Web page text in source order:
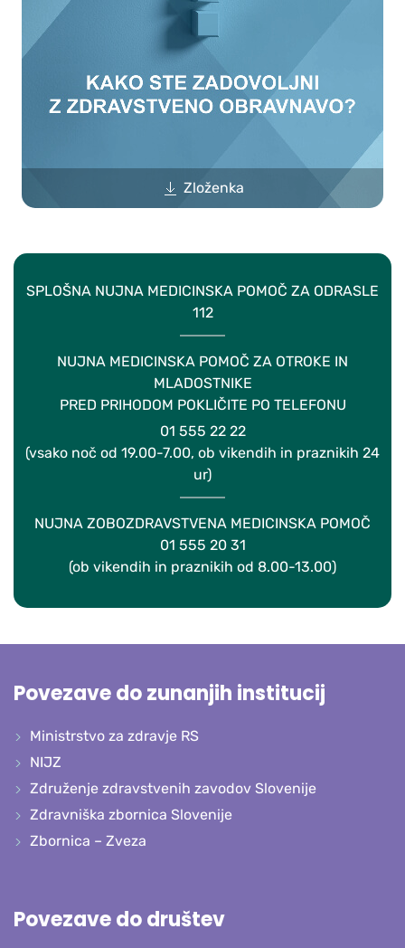
Zloženka
SPLOŠNA NUJNA MEDICINSKA POMOČ ZA ODRASLE
112
NUJNA MEDICINSKA POMOČ ZA OTROKE IN
MLADOSTNIKE
PRED PRIHODOM POKLIČITE PO TELEFONU
01 555 22 22
(vsako noč od 19.00-7.00, ob vikendih in praznikih 24
ur)
NUJNA ZOBOZDRAVSTVENA MEDICINSKA POMOČ
01 555 20 31
(ob vikendih in praznikih od 8.00-13.00)
Povezave do zunanjih institucij
Ministrstvo za zdravje RS
NIJZ
Združenje zdravstvenih zavodov Slovenije
Zdravniška zbornica Slovenije
Zbornica – Zveza
Povezave do društev